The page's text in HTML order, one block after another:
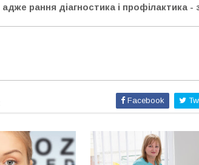
рання діагностика і профілактика
Facebook